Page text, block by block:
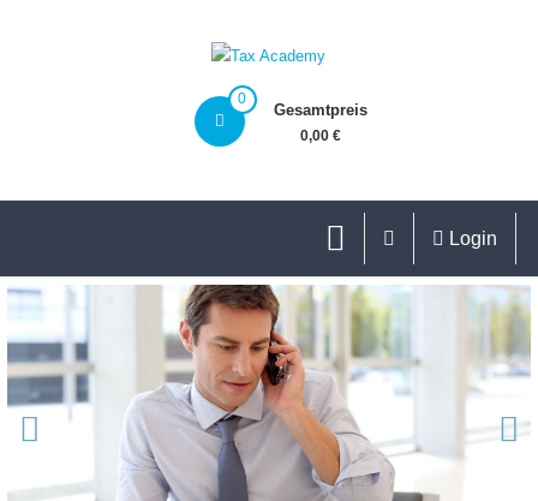
0
Gesamtpreis
0,00 €
Login